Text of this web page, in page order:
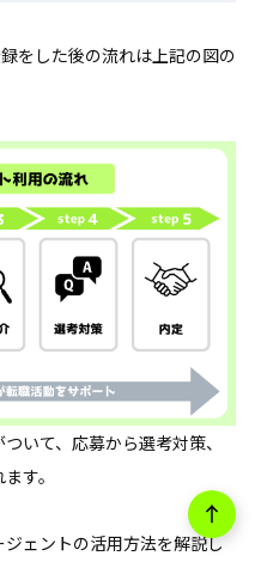
をした後の流れは上記の図の
いて、応募から選考対策、
す。
ェントの活用方法を解説し